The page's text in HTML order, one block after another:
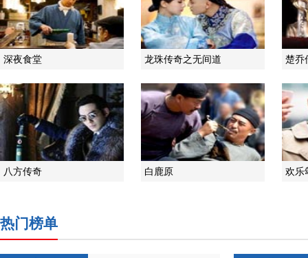
深夜食堂 龙珠传奇之无间道 楚乔
八方传奇 白鹿原 欢乐
热门榜单